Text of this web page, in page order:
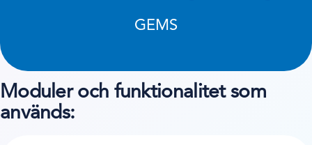
GEMS
Moduler och funktionalitet som
används: